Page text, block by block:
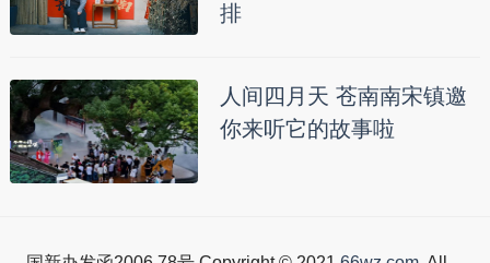
排
人间四月天 苍南南宋镇邀
你来听它的故事啦